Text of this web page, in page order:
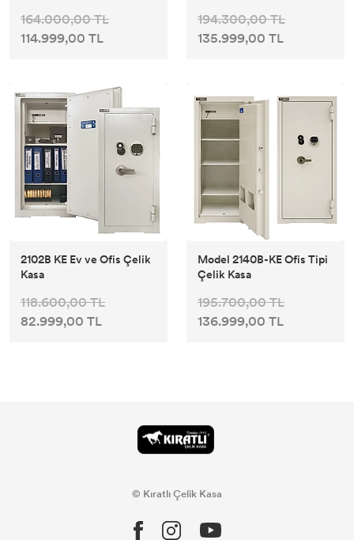
164.000,00 TL
114.999,00 TL
194.300,00 TL
135.999,00 TL
2102B KE Ev ve Ofis Çelik
Kasa
118.600,00 TL
82.999,00 TL
Model 2140B-KE Ofis Tipi
Çelik Kasa
195.700,00 TL
136.999,00 TL
© Kıratlı Çelik Kasa